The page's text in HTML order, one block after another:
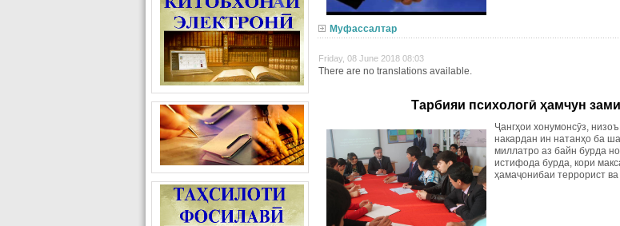
Муфассалтар
Friday, 08 June 2018 08:03
There are no translations available.
Тарбияи психологӣ ҳамчун
Ҷангҳои хонумонсӯз,
накардан ин натанҳо ба
миллатро аз байн бурда
истифода бурда, кори
ҳамаҷонибаи террорист